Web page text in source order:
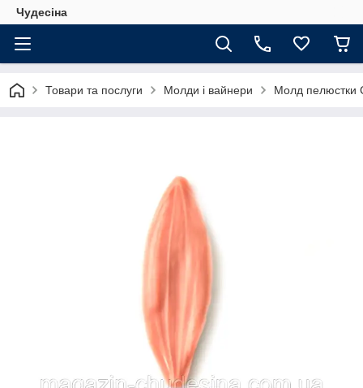
Чудесіна
Товари та послуги Молди і вайнери Молд пелюстки